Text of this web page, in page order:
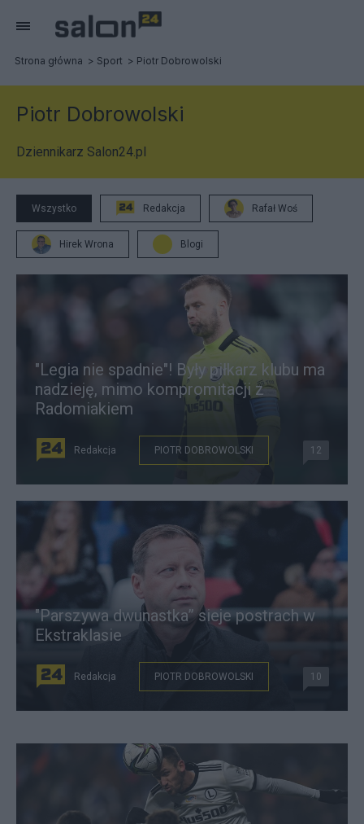
Strona główna Sport Piotr Dobrowolski
Piotr Dobrowolski
Dziennikarz Salon24.pl
Wszystko Redakcja Rafał Woś
Hirek Wrona Blogi
"Legia nie spadnie"! Były piłkarz klubu ma
nadzieję, mimo kompromitacji z
Radomiakiem
Redakcja PIOTR DOBROWOLSKI 12
"Parszywa dwunastka” sieje postrach w
Ekstraklasie
Redakcja PIOTR DOBROWOLSKI 10